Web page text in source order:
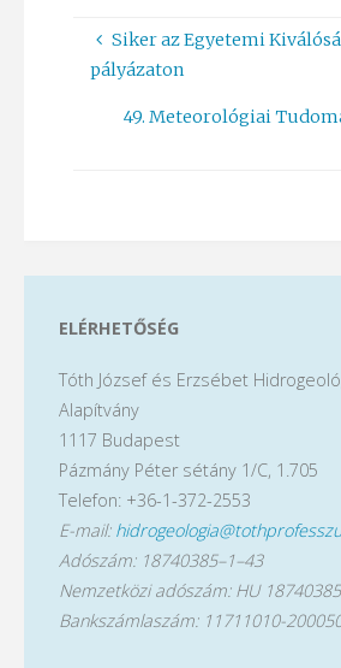
Siker az Egyetemi
pályázaton
49. Meteorológiai
ELÉRHETŐSÉG
Tóth József és Erzsébet
Alapítvány
1117 Budapest
Pázmány Péter sétány 1/C, 1.705
Telefon: +36-1-372-2553
E-mail:
Adószám: 18740385–1–43
Nemzetközi adószám: HU 18740385
Bankszámlaszám: 11711010-